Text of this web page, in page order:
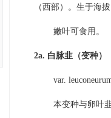
（西部）。生于海
嫩叶可食用。
2a. 白脉韭（变种）
var.
本变种与卵叶